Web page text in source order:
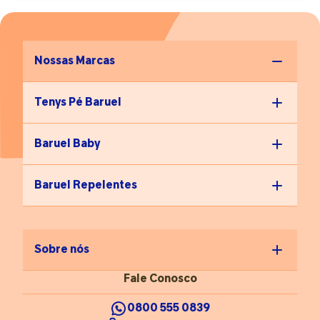
Nossas Marcas
Tenys Pé Baruel
Baruel Baby
Baruel Repelentes
Sobre nós
Fale Conosco
0800 555 0839